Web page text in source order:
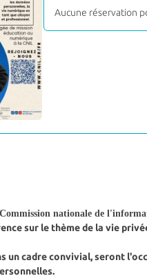
nationale de
sur le thème de la vie
un cadre convivial, seront
Aucune réservation